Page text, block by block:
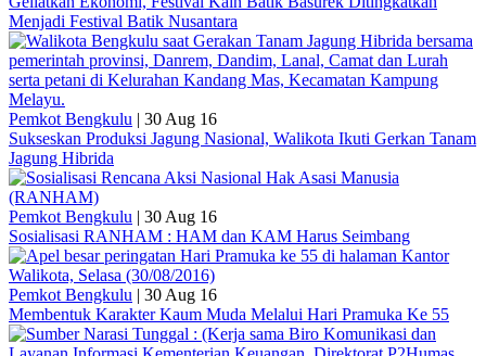
Menjadi Festival Batik Nusantara
Pemkot Bengkulu | 30 Aug 16
Sukseskan Produksi Jagung Nasional, Walikota Ikuti Gerkan Tanam
Jagung Hibrida
Pemkot Bengkulu | 30 Aug 16
Sosialisasi RANHAM : HAM dan KAM Harus Seimbang
Pemkot Bengkulu | 30 Aug 16
Membentuk Karakter Kaum Muda Melalui Hari Pramuka Ke 55